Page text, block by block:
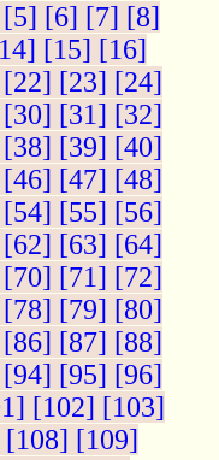
[5] [6] [7] [8]
[15] [16]
[22] [23] [24]
[30] [31] [32]
[38] [39] [40]
[46] [47] [48]
[54] [55] [56]
[62] [63] [64]
[70] [71] [72]
[78] [79] [80]
[86] [87] [88]
[94] [95] [96]
[102] [103]
[108] [109]